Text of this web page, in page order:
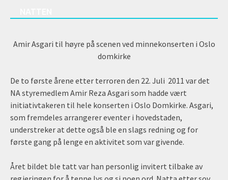
Amir Asgari til høyre på scenen ved minnekonserten i Oslo
domkirke
De to første årene etter terroren den 22. Juli 2011 var det
NA styremedlem Amir Reza Asgari som hadde vært
initiativtakeren til hele konserten i Oslo Domkirke. Asgari,
som fremdeles arrangerer eventer i hovedstaden,
understreker at dette også ble en slags redning og for
første gang på lenge en aktivitet som var givende.
Året bildet ble tatt var han personlig invitert tilbake av